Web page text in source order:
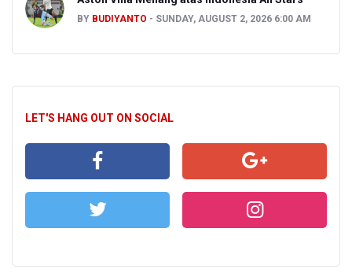
BY BUDIYANTO SUNDAY, AUGUST 2, 2026 6:00 AM
LET'S HANG OUT ON SOCIAL